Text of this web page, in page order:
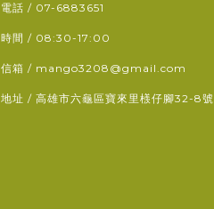
電話 / 07-6883651
時間 / 08:30-17:00
信箱 / mango3208@gmail.com
地址 / 高雄市六龜區寶來里檨仔腳32-8號